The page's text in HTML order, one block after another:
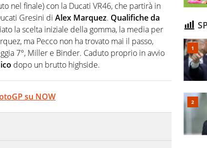
nel finale) con la Ducati VR46, che partirà in
Gresini di Alex Marquez. Qualifiche da
la scelta iniziale della gomma, la media per
ma Pecco non ha trovato mai il passo,
7°, Miller e Binder. Caduto proprio in avvio
dopo un brutto highside.
su NOW